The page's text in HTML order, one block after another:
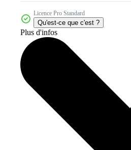
Licence Pro Standard
Qu'est-ce que c'est ?
Plus d'infos